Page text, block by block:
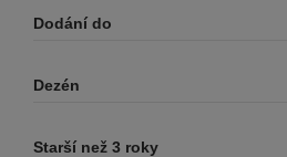
Dodání do
Dezén
Starší než 3 roky